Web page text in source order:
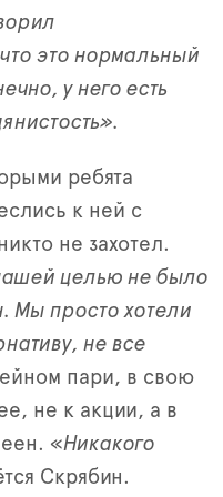
это нормальный
у него есть
ребята
к ней с
не захотел.
целью не было
Мы просто хотели
не все
пари, в свою
не к акции, а в
«Никакого
Скрябин.